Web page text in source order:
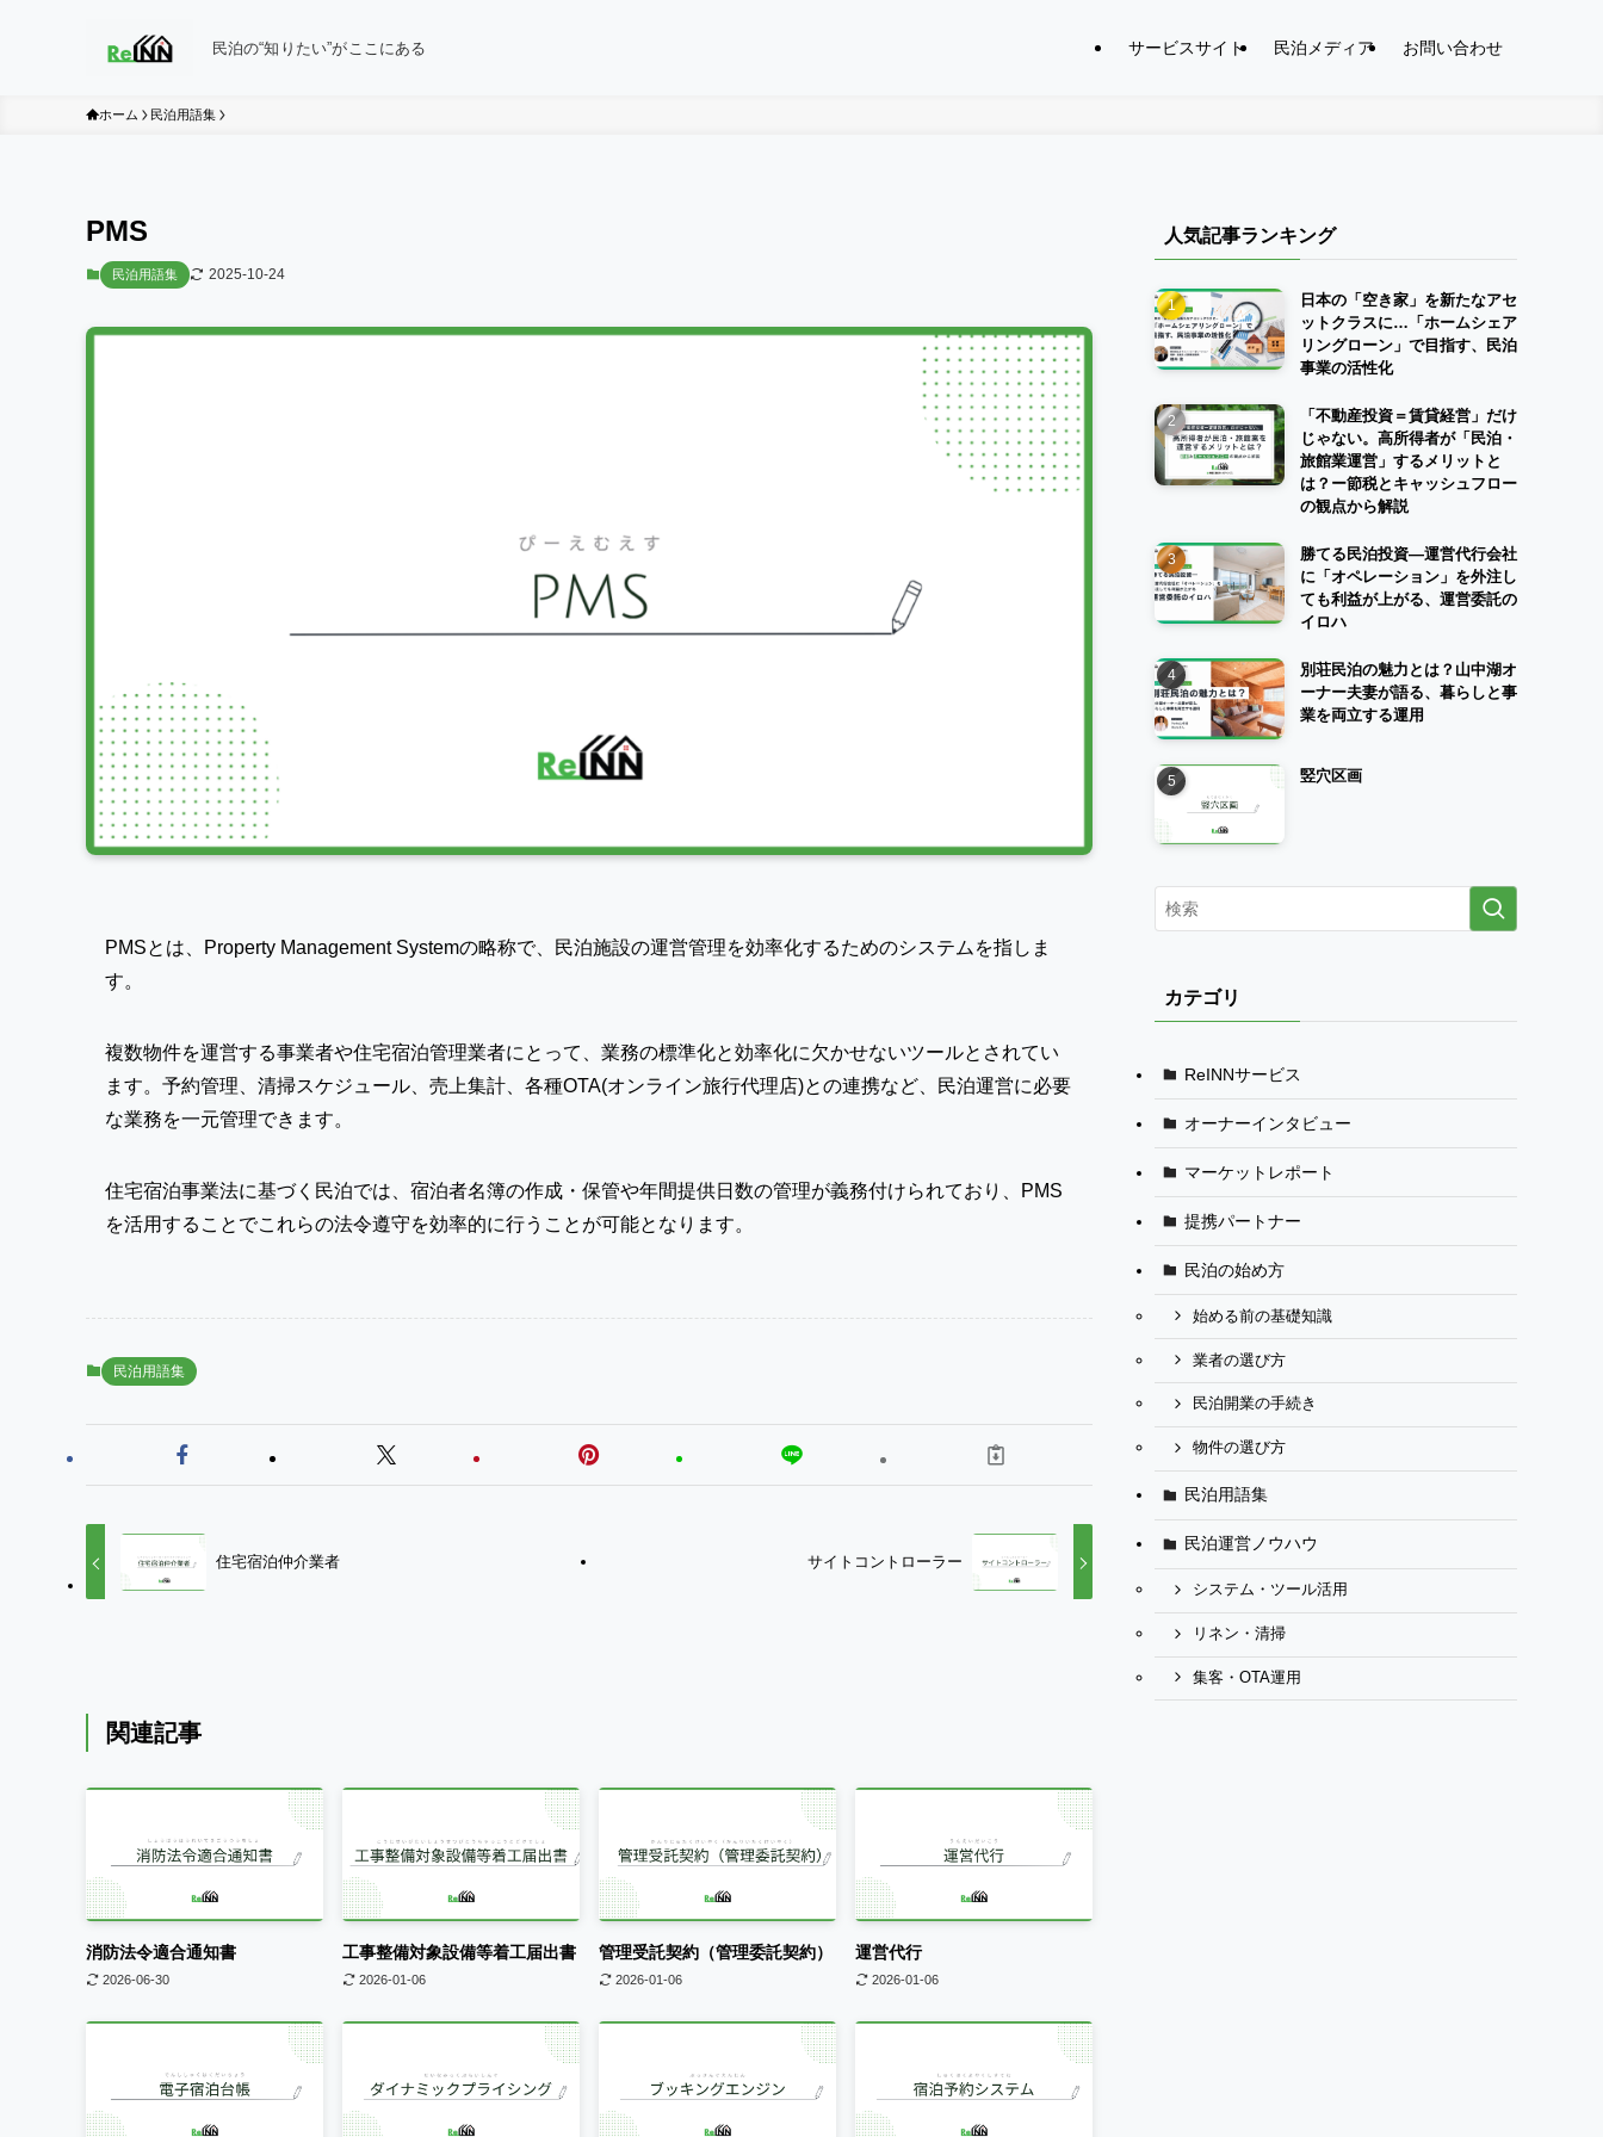
民泊の“知りたい”がここにある サービスサイト 民泊メディア お問い合わせ
ホーム 民泊用語集
PMS
民泊用語集 2025-10-24
PMSとは、Property Management Systemの略称で、民泊施設の運営管理を効率化するためのシステムを指しま
す。
複数物件を運営する事業者や住宅宿泊管理業者にとって、業務の標準化と効率化に欠かせないツールとされてい
ます。予約管理、清掃スケジュール、売上集計、各種OTA(オンライン旅行代理店)との連携など、民泊運営に必要
な業務を一元管理できます。
住宅宿泊事業法に基づく民泊では、宿泊者名簿の作成・保管や年間提供日数の管理が義務付けられており、PMS
を活用することでこれらの法令遵守を効率的に行うことが可能となります。
民泊用語集
住宅宿泊仲介業者 サイトコントローラー
関連記事
消防法令適合通知書
2026-06-30
工事整備対象設備等着工届出書
2026-01-06
管理受託契約（管理委託契約）
2026-01-06
運営代行
2026-01-06
人気記事ランキング
日本の「空き家」を新たなアセ
ットクラスに…「ホームシェア
リングローン」で目指す、民泊
事業の活性化
「不動産投資＝賃貸経営」だけ
じゃない。高所得者が「民泊・
旅館業運営」するメリットと
は？ー節税とキャッシュフロー
の観点から解説
勝てる民泊投資―運営代行会社
に「オペレーション」を外注し
ても利益が上がる、運営委託の
イロハ
別荘民泊の魅力とは？山中湖オ
ーナー夫妻が語る、暮らしと事
業を両立する運用
竪穴区画
カテゴリ
ReINNサービス
オーナーインタビュー
マーケットレポート
提携パートナー
民泊の始め方
始める前の基礎知識
業者の選び方
民泊開業の手続き
物件の選び方
民泊用語集
民泊運営ノウハウ
システム・ツール活用
リネン・清掃
集客・OTA運用